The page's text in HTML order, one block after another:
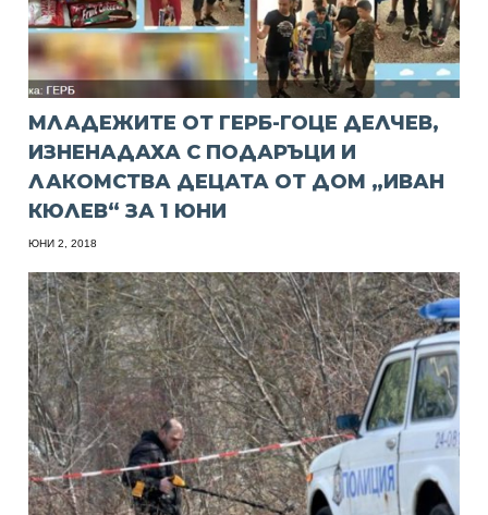
МЛАДЕЖИТЕ ОТ ГЕРБ-ГОЦЕ ДЕЛЧЕВ,
ИЗНЕНАДАХА С ПОДАРЪЦИ И
ЛАКОМСТВА ДЕЦАТА ОТ ДОМ „ИВАН
КЮЛЕВ“ ЗА 1 ЮНИ
ЮНИ 2, 2018